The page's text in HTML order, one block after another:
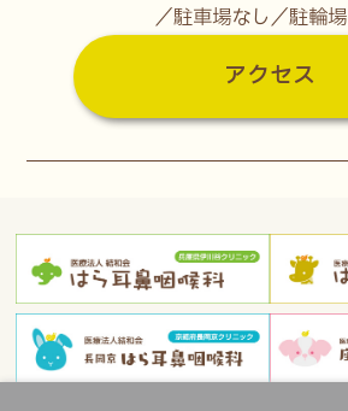
／駐車場なし／駐輪
アクセス